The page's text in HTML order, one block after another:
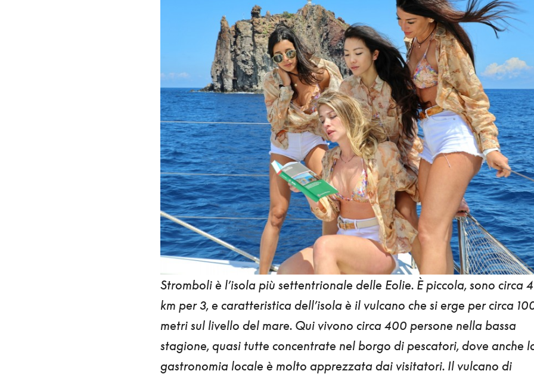
Stromboli è l’isola più settentrionale delle Eolie. È piccola, sono circa 4
km per 3, e caratteristica dell’isola è il vulcano che si erge per circa
metri sul livello del mare. Qui vivono circa 400 persone nella bassa
stagione, quasi tutte concentrate nel borgo di pescatori, dove anche
gastronomia locale è molto apprezzata dai visitatori. Il vulcano di